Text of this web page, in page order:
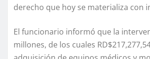
derecho que hoy se materializa con
El funcionario informó que la
millones, de los cuales